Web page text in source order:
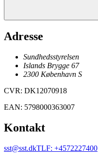
Adresse
Sundhedsstyrelsen
Islands Brygge 67
2300 København S
CVR: DK12070918
EAN: 5798000363007
Kontakt
sst@sst.dkTLF: +4572227400